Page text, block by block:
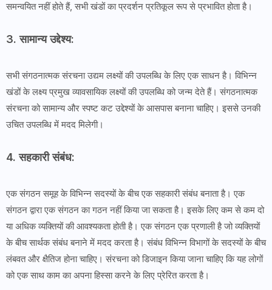
समन्वयित नहीं होते हैं, सभी खंडों का प्रदर्शन प्रतिकूल रूप से प्रभावित होता है।
3. सामान्य उद्देश्य:
सभी संगठनात्मक संरचना उद्यम लक्ष्यों की उपलब्धि के लिए एक साधन है। विभिन्न
खंडों के लक्ष्य प्रमुख व्यावसायिक लक्ष्यों की उपलब्धि को जन्म देते हैं। संगठनात्मक
संरचना को सामान्य और स्पष्ट कट उद्देश्यों के आसपास बनाना चाहिए। इससे उनकी
उचित उपलब्धि में मदद मिलेगी।
4. सहकारी संबंध:
एक संगठन समूह के विभिन्न सदस्यों के बीच एक सहकारी संबंध बनाता है। एक
संगठन द्वारा एक संगठन का गठन नहीं किया जा सकता है। इसके लिए कम से कम दो
या अधिक व्यक्तियों की आवश्यकता होती है। एक संगठन एक प्रणाली है जो व्यक्तियों
के बीच सार्थक संबंध बनाने में मदद करता है। संबंध विभिन्न विभागों के सदस्यों के बीच
लंबवत और क्षैतिज होना चाहिए। संरचना को डिजाइन किया जाना चाहिए कि यह लोगों
को एक साथ काम का अपना हिस्सा करने के लिए प्रेरित करता है।